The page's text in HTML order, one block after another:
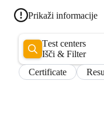
Prikaži informacije
Test centers
Išči & Filter
Certificate